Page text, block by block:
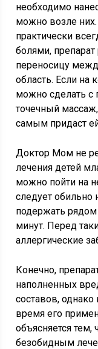
необходимо
можно возле
практически
болями,
переносицу
область. Если на
можно сделать с
точечный
самым придаст
Доктор Мом не
лечения детей
можно пойти на
следует обильно
подержать
минут. Перед
аллергические
Конечно,
наполненных
составов,
время его
объясняется тем,
безобидным